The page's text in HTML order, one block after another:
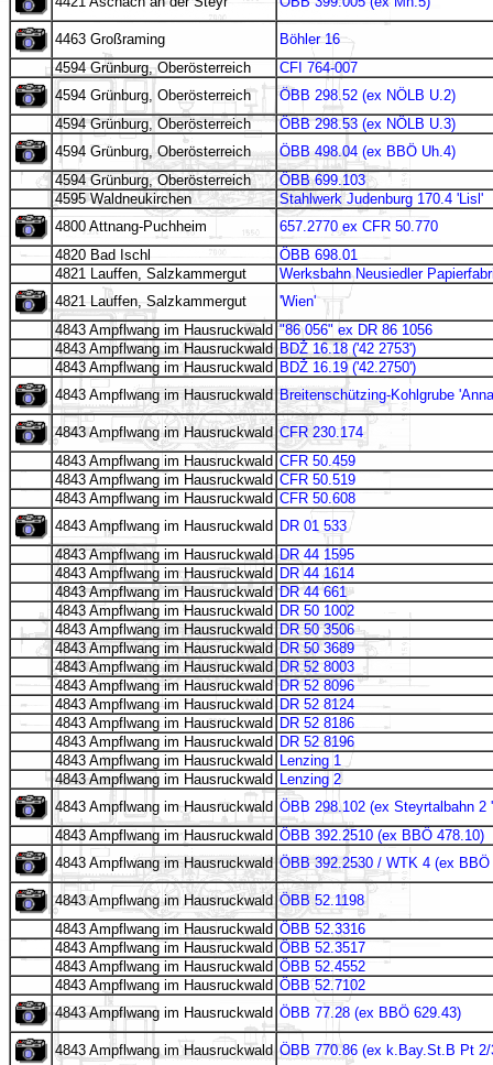
4463 Großraming
Böhler 16
4594 Grünburg, Oberösterreich
CFI 764-007
4594 Grünburg, Oberösterreich
ÖBB 298.52 (ex NÖLB U.2)
4594 Grünburg, Oberösterreich
ÖBB 298.53 (ex NÖLB U.3)
4594 Grünburg, Oberösterreich
ÖBB 498.04 (ex BBÖ Uh.4)
4594 Grünburg, Oberösterreich
ÖBB 699.103
4595 Waldneukirchen
Stahlwerk Judenburg 170.4 'Lisl'
4800 Attnang-Puchheim
657.2770 ex CFR 50.770
4820 Bad Ischl
ÖBB 698.01
4821 Lauffen, Salzkammergut
Werksbahn Neusiedler
4821 Lauffen, Salzkammergut
'Wien'
4843 Ampflwang im Hausruckwald "86 056" ex DR 86 1056
4843 Ampflwang im Hausruckwald BDŽ 16.18 ('42 2753')
4843 Ampflwang im Hausruckwald BDŽ 16.19 ('42.2750')
4843 Ampflwang im Hausruckwald Breitenschützing-Kohlgrube
4843 Ampflwang im Hausruckwald CFR 230.174
4843 Ampflwang im Hausruckwald CFR 50.459
4843 Ampflwang im Hausruckwald CFR 50.519
4843 Ampflwang im Hausruckwald CFR 50.608
4843 Ampflwang im Hausruckwald DR 01 533
4843 Ampflwang im Hausruckwald DR 44 1595
4843 Ampflwang im Hausruckwald DR 44 1614
4843 Ampflwang im Hausruckwald DR 44 661
4843 Ampflwang im Hausruckwald DR 50 1002
4843 Ampflwang im Hausruckwald DR 50 3506
4843 Ampflwang im Hausruckwald DR 50 3689
4843 Ampflwang im Hausruckwald DR 52 8003
4843 Ampflwang im Hausruckwald DR 52 8096
4843 Ampflwang im Hausruckwald DR 52 8124
4843 Ampflwang im Hausruckwald DR 52 8186
4843 Ampflwang im Hausruckwald DR 52 8196
4843 Ampflwang im Hausruckwald
Lenzing 1
4843 Ampflwang im Hausruckwald
Lenzing 2
4843 Ampflwang im Hausruckwald ÖBB 298.102 (ex Steyrtalbahn 2
4843 Ampflwang im Hausruckwald ÖBB 392.2510 (ex BBÖ 478.10)
4843 Ampflwang im Hausruckwald ÖBB 392.2530 / WTK 4 (ex BBÖ
4843 Ampflwang im Hausruckwald ÖBB 52.1198
4843 Ampflwang im Hausruckwald ÖBB 52.3316
4843 Ampflwang im Hausruckwald ÖBB 52.3517
4843 Ampflwang im Hausruckwald ÖBB 52.4552
4843 Ampflwang im Hausruckwald ÖBB 52.7102
4843 Ampflwang im Hausruckwald ÖBB 77.28 (ex BBÖ 629.43)
4843 Ampflwang im Hausruckwald ÖBB 770.86 (ex k.Bay.St.B Pt 2/